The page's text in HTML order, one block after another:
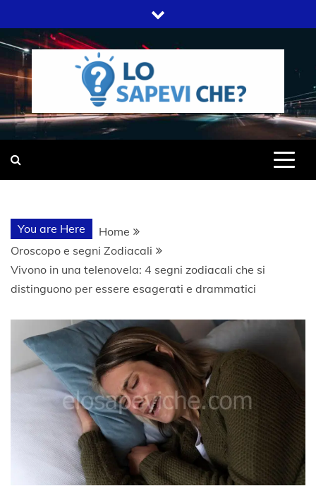
to
content
LO SAPEVI
CHE?
SITO WEB DEL GRUPPO LIFELIVE
You are Here
Home
Oroscopo e segni Zodiacali
Vivono in una telenovela: 4 segni zodiacali che si
distinguono per essere esagerati e drammatici